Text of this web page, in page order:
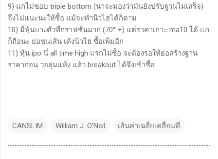
9) แกไม่ชอบ triple bottom (น่าจะมองว่ามันยังปรับฐานไม่เสร็จ)
จึงไม่แนะนะให้ซื้อ แม้จะทำนิวไฮได้ก็ตาม
10) มีหุ้นบางตัวที่กราฟชันมาก (70° +) แต่ราคาเกาะ ma10 ได้ แก
ก็ถือนะ ย่อชนเส้น เด้งนิวไฮ ซื้อเพิ่มอีก
11) หุ้น ipo นี่ all time high แรกไม่ซื้อ จะต้องรอให้ย่อสร้างฐาน
ราคาก่อน วอลุ่มแห้ง แล้ว breakout ได้จึงเข้าซื้อ
CANSLIM William J. O’Neil เส้นค่าเฉลี่ยเคลื่อนที่